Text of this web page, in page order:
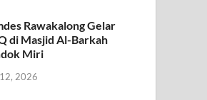
Rawakalong Gelar
di Masjid Al-Barkah
Miri
2026